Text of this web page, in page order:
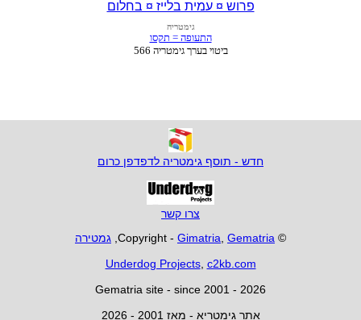
פרוש ¤ עמית בלייז ¤ בחלום
חדש - תוסף גימטריה לדפדפן כרום
צרו קשר
© Copyright -
Gimatria, Gematria
, גמטירה
Underdog Projects, c2kb.com
Gematria site - since 2001 - 2026
אתר גימטריא - מאז 2001 - 2026